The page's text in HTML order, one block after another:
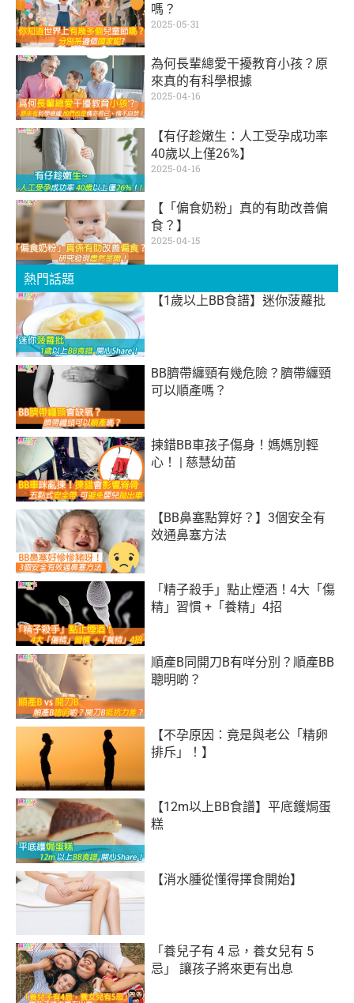
嗎？
2025-05-31
為何長輩總愛干擾教育小孩？原
來真的有科學根據
2025-04-16
【有仔趁嫩生：人工受孕成功率
40歲以上僅26%】
2025-04-16
【「偏食奶粉」真的有助改善偏
食？】
2025-04-15
熱門話題
【1歲以上BB食譜】迷你菠蘿批
BB臍帶纏頸有幾危險？臍帶纏頸
可以順產嗎？
揀錯BB車孩子傷身！媽媽別輕
心！ | 慈慧幼苗
【BB鼻塞點算好？】3個安全有
效通鼻塞方法
「精子殺手」點止煙酒！4大「傷
精」習慣 +「養精」4招
順產B同開刀B有咩分別？順產BB
聰明啲？
【不孕原因：竟是與老公「精卵
排斥」！】
【12m以上BB食譜】平底鑊焗蛋
糕
【消水腫從懂得擇食開始】
「養兒子有 4 忌，養女兒有 5
忌」 讓孩子將來更有出息